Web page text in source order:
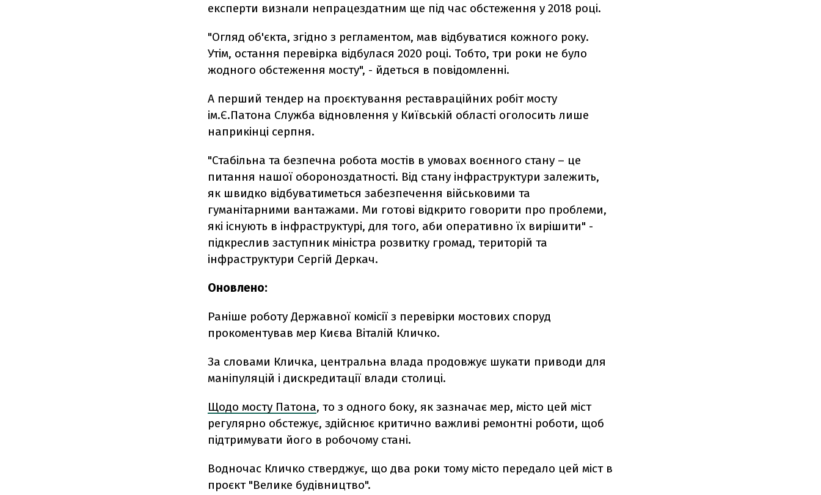
експерти визнали непрацездатним ще під час обстеження у 2018 році.
"Огляд об'єкта, згідно з регламентом, мав відбуватися кожного року.
Утім, остання перевірка відбулася 2020 році. Тобто, три роки не було
жодного обстеження мосту", - йдеться в повідомленні.
А перший тендер на проєктування реставраційних робіт мосту
ім.Є.Патона Служба відновлення у Київській області оголосить лише
наприкінці серпня.
"Стабільна та безпечна робота мостів в умовах воєнного стану – це
питання нашої обороноздатності. Від стану інфраструктури залежить,
як швидко відбуватиметься забезпечення військовими та
гуманітарними вантажами. Ми готові відкрито говорити про проблеми,
які існують в інфраструктурі, для того, аби оперативно їх вирішити" -
підкреслив заступник міністра розвитку громад, територій та
інфраструктури Сергій Деркач.
Оновлено:
Раніше роботу Державної комісії з перевірки мостових споруд
прокоментував мер Києва Віталій Кличко.
За словами Кличка, центральна влада продовжує шукати приводи для
маніпуляцій і дискредитації влади столиці.
Щодо мосту Патона, то з одного боку, як зазначає мер, місто цей міст
регулярно обстежує, здійснює критично важливі ремонтні роботи, щоб
підтримувати його в робочому стані.
Водночас Кличко стверджує, що два роки тому місто передало цей міст в
проєкт "Велике будівництво".